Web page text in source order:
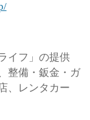
イフ」の提供
整備・鈑⾦・ガ
、レンタカー